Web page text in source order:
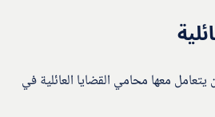
معها محامي القضايا العائلية في